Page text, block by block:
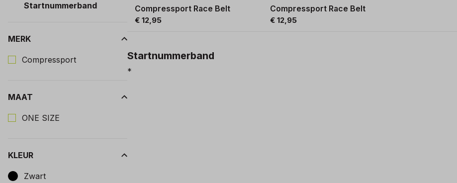
Startnummerband
MERK
Compressport
MAAT
ONE SIZE
KLEUR
Zwart
Compressport Race Belt
€ 12,95
Compressport Race Belt
€ 12,95
Startnummerband
*